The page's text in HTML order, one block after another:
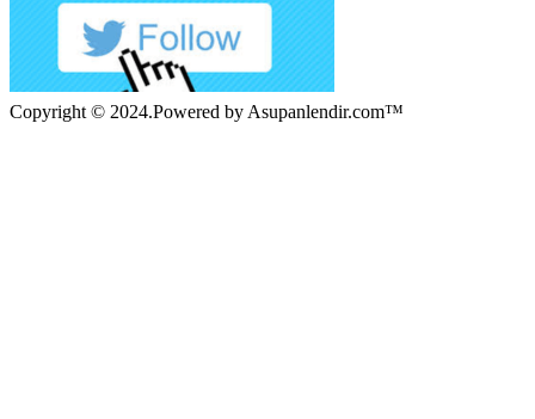
Copyright © 2024.Powered by Asupanlendir.com™